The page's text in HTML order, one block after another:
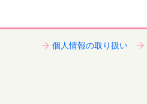
個人情報の取り扱い